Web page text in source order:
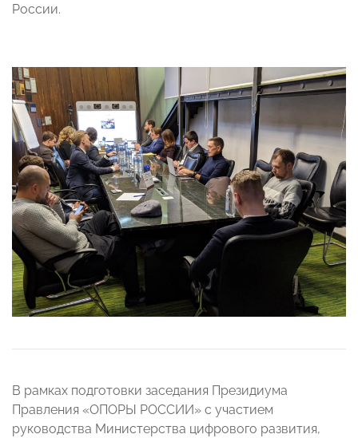
России.
В рамках подготовки заседания Президиума
Правления «ОПОРЫ РОССИИ» с участием
руководства Министерства цифрового развития,